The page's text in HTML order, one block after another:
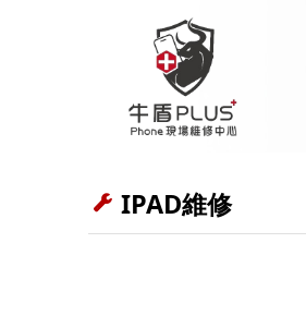
IPAD維修